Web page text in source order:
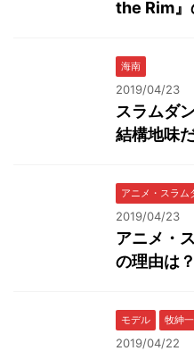
the Rim』
海南
2019/04/23
スラムダ
結構地味
アニメ・スラム
2019/04/23
アニメ・
の理由は
モデル 牧紳一
2019/04/22